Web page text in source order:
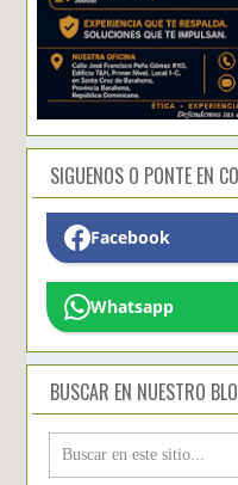
SIGUENOS O PONTE EN
Facebook
Whatsapp
BUSCAR EN NUESTRO